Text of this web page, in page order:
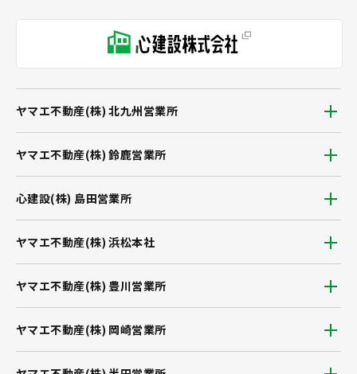
ヤマエ不動産(株) 浜松本社
ヤマエ不動産(株) 豊川営業所
ヤマエ不動産(株) 岡崎営業所
ヤマエ不動産(株) 北九州営業所
ヤマエ不動産(株) 鈴鹿営業所
心建設(株) 島田営業所